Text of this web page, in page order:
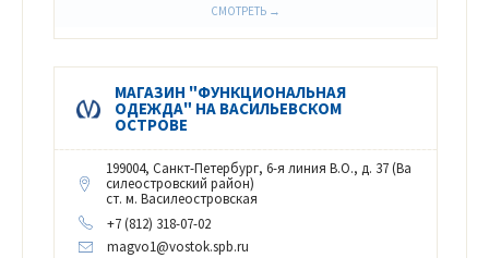
СМОТРЕТЬ →
МАГАЗИН "ФУНКЦИОНАЛЬНАЯ
ОДЕЖДА" НА ВАСИЛЬЕВСКОМ
ОСТРОВЕ
199004, Санкт-Петербург, 6-я линия В.О., д. 37 (Ва
силеостровский район)
ст. м. Василеостровская
+7 (812) 318-07-02
magvo1@vostok.spb.ru